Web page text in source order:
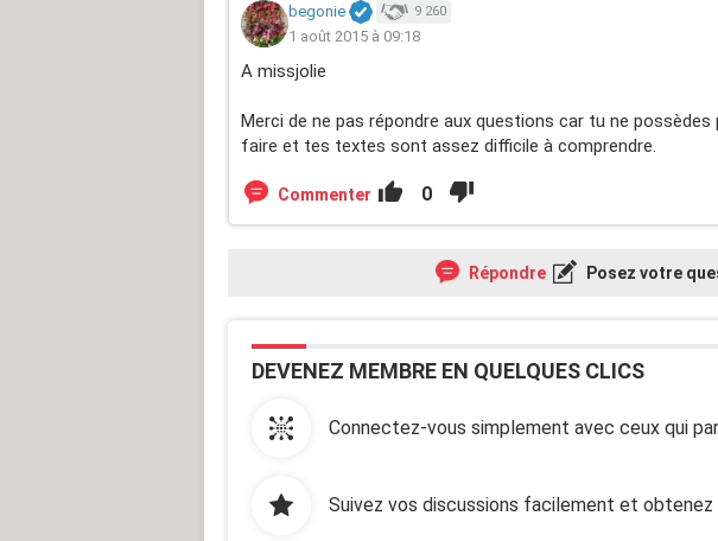
begonie 9 260
1 août 2015 à 09:18
A missjolie
Merci de ne pas répondre aux questions car tu ne
faire et tes textes sont assez difficile à comprendre.
Commenter 0
Répondre Posez votre
DEVENEZ MEMBRE EN QUELQUES CLICS
Connectez-vous simplement avec ceux qui
Suivez vos discussions facilement et obtenez